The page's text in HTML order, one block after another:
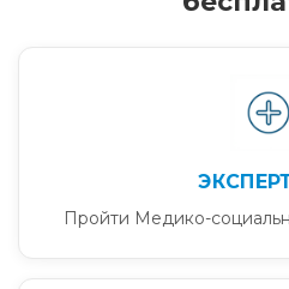
Пройти Медико-